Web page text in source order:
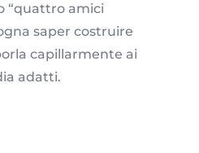
“quattro amici
saper costruire
capillarmente ai
adatti.